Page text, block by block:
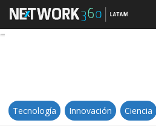
Los 5
Tecnología Innovación Ciencia